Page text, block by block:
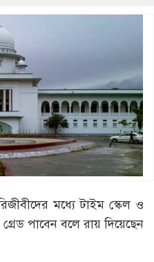
মধ্যে টাইম স্কেল ও
পাবেন বলে রায় দিয়েছেন